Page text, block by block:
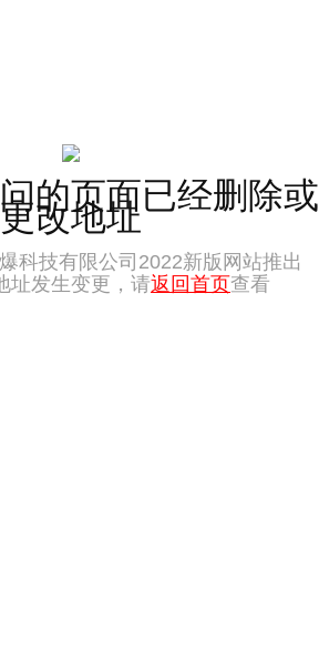
的页面已经删除或
更改地址
科技有限公司2022新版网站推出
址发生变更，请返回首页查看